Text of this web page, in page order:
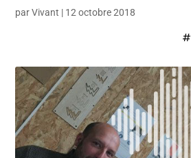
parVivant | 12 octobre 2018
#